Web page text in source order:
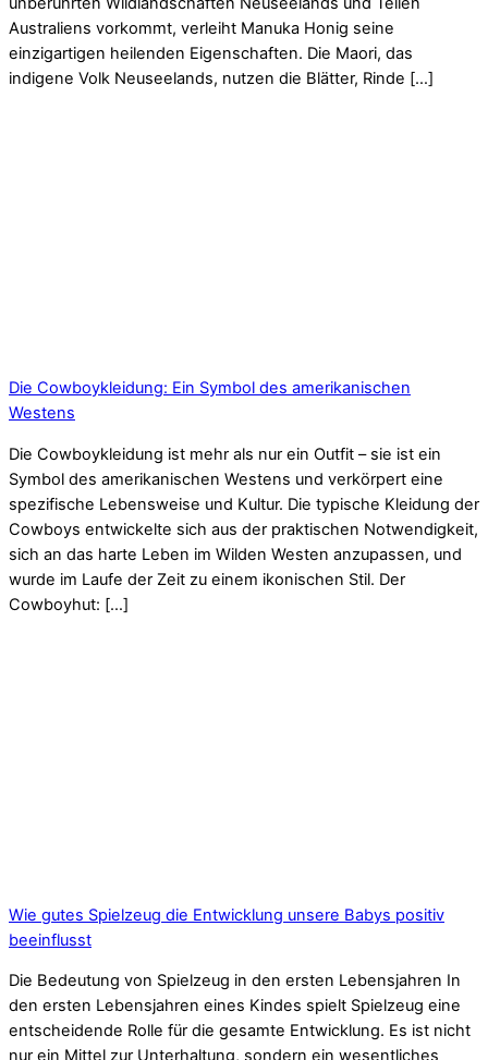
Australiens vorkommt, verleiht Manuka Honig seine
einzigartigen heilenden Eigenschaften. Die Maori, das
indigene Volk Neuseelands, nutzen die Blätter, Rinde […]
Die Cowboykleidung: Ein Symbol des amerikanischen
Westens
Die Cowboykleidung ist mehr als nur ein Outfit – sie ist ein
Symbol des amerikanischen Westens und verkörpert eine
spezifische Lebensweise und Kultur. Die typische Kleidung der
Cowboys entwickelte sich aus der praktischen Notwendigkeit,
sich an das harte Leben im Wilden Westen anzupassen, und
wurde im Laufe der Zeit zu einem ikonischen Stil. Der
Cowboyhut: […]
Wie gutes Spielzeug die Entwicklung unsere Babys positiv
beeinflusst
Die Bedeutung von Spielzeug in den ersten Lebensjahren In
den ersten Lebensjahren eines Kindes spielt Spielzeug eine
entscheidende Rolle für die gesamte Entwicklung. Es ist nicht
nur ein Mittel zur Unterhaltung, sondern ein wesentliches